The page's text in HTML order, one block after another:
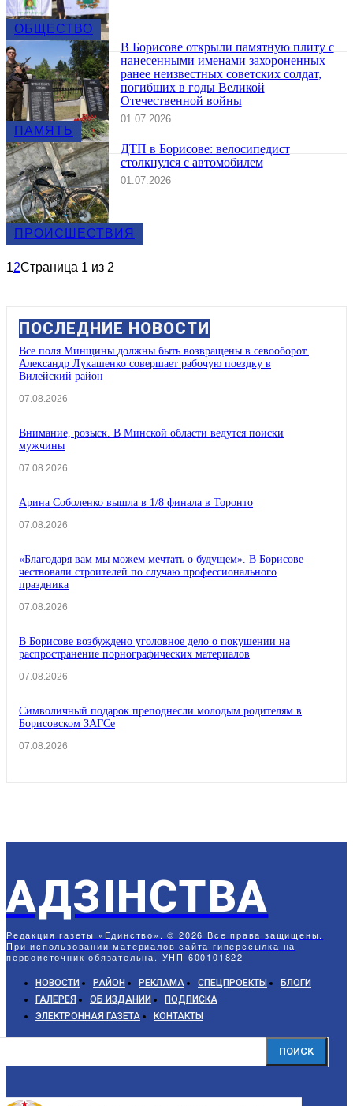
ОБЩЕСТВО
ПАМЯТЬ
В Борисове открыли памятную плиту с
нанесенными именами захороненных
ранее неизвестных советских солдат,
погибших в годы Великой
Отечественной войны
01.07.2026
ПРОИСШЕСТВИЯ
ДТП в Борисове: велосипедист
столкнулся с автомобилем
01.07.2026
12Страница 1 из 2
ПОСЛЕДНИЕ НОВОСТИ
Все поля Минщины должны быть возвращены в севооборот.
Александр Лукашенко совершает рабочую поездку в
Вилейский район
07.08.2026
Внимание, розыск. В Минской области ведутся поиски
мужчины
07.08.2026
Арина Соболенко вышла в 1/8 финала в Торонто
07.08.2026
«Благодаря вам мы можем мечтать о будущем». В Борисове
чествовали строителей по случаю профессионального
праздника
07.08.2026
В Борисове возбуждено уголовное дело о покушении на
распространение порнографических материалов
07.08.2026
Символичный подарок преподнесли молодым родителям в
Борисовском ЗАГСе
07.08.2026
АДЗIНСТВА
Редакция газеты «Единство». © 2026 Все права защищены.
При использовании материалов сайта гиперссылка на
первоисточник обязательна. УНП 600101822
НОВОСТИ РАЙОН РЕКЛАМА СПЕЦПРОЕКТЫ
БЛОГИ
ГАЛЕРЕЯ
ОБ ИЗДАНИИ
ПОДПИСКА
ЭЛЕКТРОННАЯ ГАЗЕТА
КОНТАКТЫ
ПОИСК